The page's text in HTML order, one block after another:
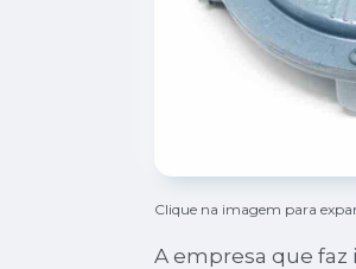
Clique na imagem para
A empresa que faz